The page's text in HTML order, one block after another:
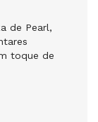
de Pearl,
toque de